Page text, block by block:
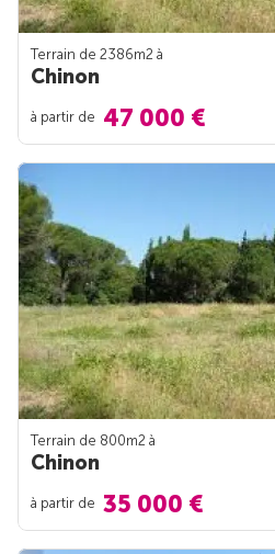
Terrain de 2386m2 à
Chinon
à partir de 47 000 €
Terrain de 800m2 à
Chinon
à partir de 35 000 €